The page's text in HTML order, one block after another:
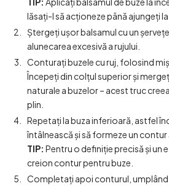
lăsați-l să acționeze până ajungeți
Ștergeți ușor balsamul cu un
alunecarea excesivă a rujului.
Conturați buzele cu ruj, folosind
Începeți din colțul superior și
naturale a buzelor – acest truc
plin.
Repetați la buza inferioară, astfel
întâlnească și să formeze un contur
TIP: Pentru o definiție precisă și un
creion contur pentru buze.
Completați apoi conturul,